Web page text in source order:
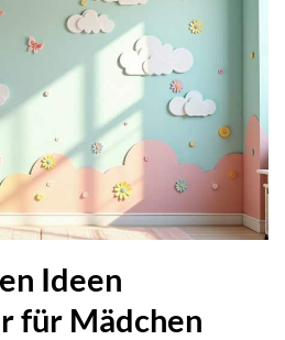
Ideen
für Mädchen